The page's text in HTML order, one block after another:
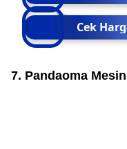
Cek
7. Pandaoma